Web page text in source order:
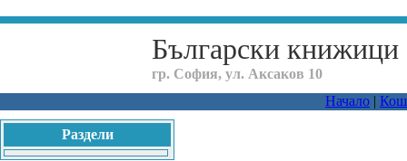
Български книжици
гр. София, ул. Аксаков 10
Начало |
Раздели